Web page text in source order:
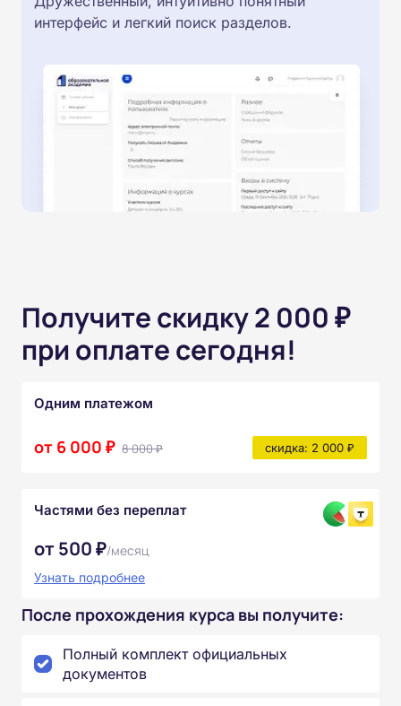
интерфейс и легкий поиск разделов.
Получите скидку 2 000 ₽
при оплате сегодня!
Одним платежом
от 6 000 ₽ 8 000 ₽ скидка: 2 000 ₽
Частями без переплат
от 500 ₽/месяц
Узнать подробнее
После прохождения курса вы получите:
Полный комплект официальных
документов